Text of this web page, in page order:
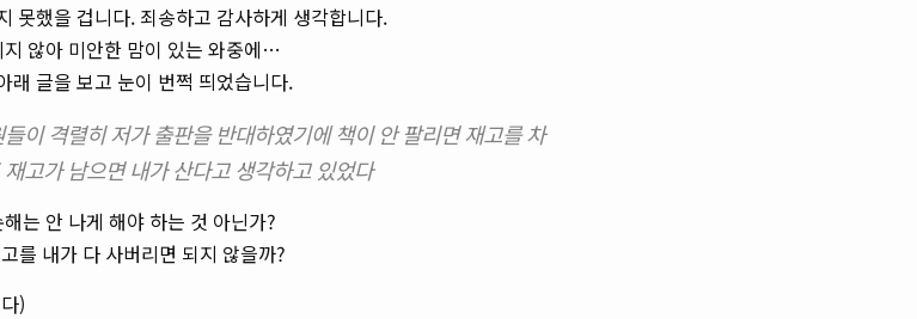
못했을 겁니다. 죄송하고 감사하게 생각합니다.
않아 미안한 맘이 있는 와중에…
래 글을 보고 눈이 번쩍 띄었습니다.
이 격렬히 저가 출판을 반대하였기에 책이 안 팔리면 재고를 차
고가 남으면 내가 산다고 생각하고 있었다
는 안 나게 해야 하는 것 아닌가?
를 내가 다 사버리면 되지 않을까?
)